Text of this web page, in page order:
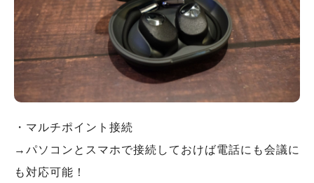
・マルチポイント接続
→パソコンとスマホで接続しておけば電話にも会議に
も対応可能！